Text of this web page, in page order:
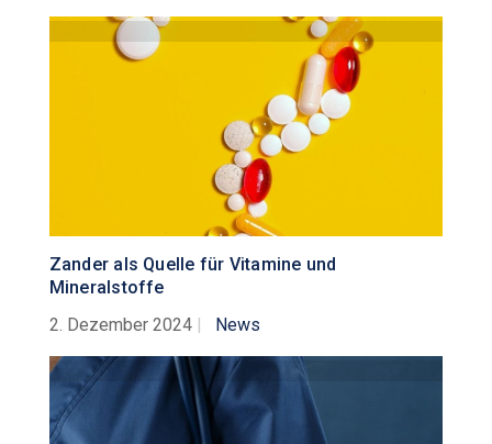
Zander als Quelle für Vitamine und
Mineralstoffe
2. Dezember 2024 | News